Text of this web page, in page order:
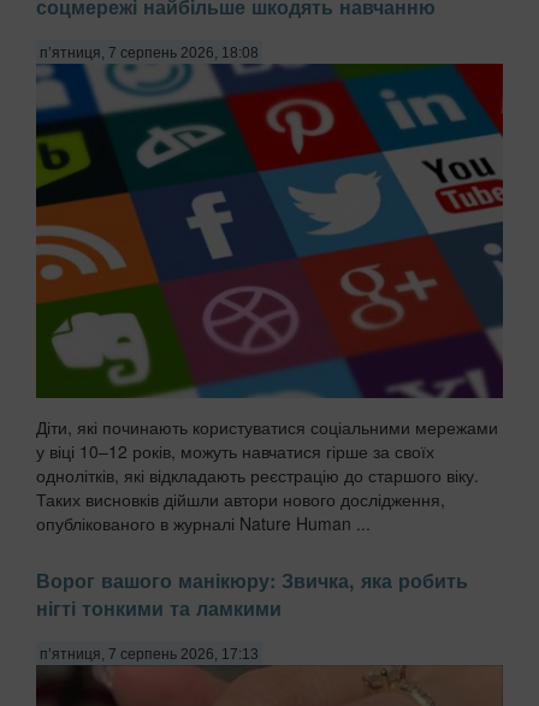
соцмережі найбільше шкодять навчанню
п’ятниця, 7 серпень 2026, 18:08
Діти, які починають користуватися соціальними мережами
у віці 10–12 років, можуть навчатися гірше за своїх
однолітків, які відкладають реєстрацію до старшого віку.
Таких висновків дійшли автори нового дослідження,
опублікованого в журналі Nature Human ...
Ворог вашого манікюру: Звичка, яка робить
нігті тонкими та ламкими
п’ятниця, 7 серпень 2026, 17:13